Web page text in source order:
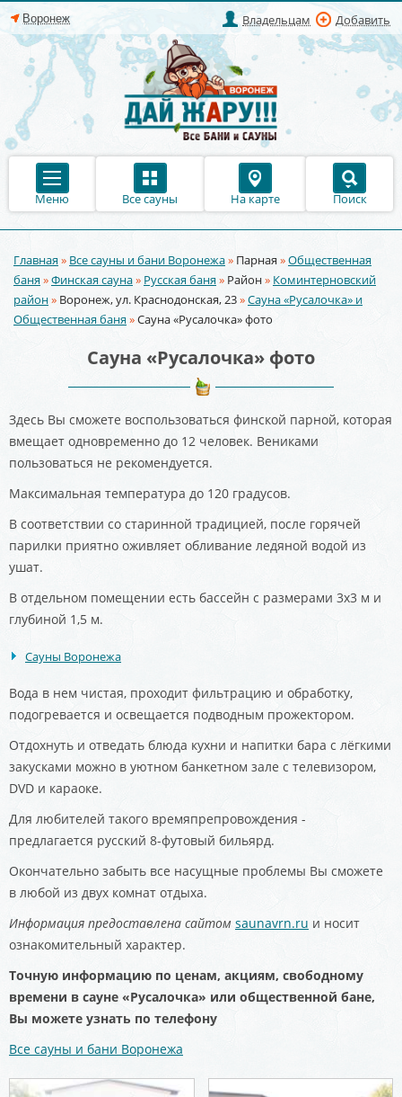
Владельцам Добавить
Меню Все сауны На карте Поиск
Вы здесь
Главная» Все сауны и бани Воронежа» Парная»Общественная
баня»Финская сауна» Русская баня» Район» Коминтерновский
район» Воронеж, ул. Краснодонская, 23»Сауна «Русалочка» и
Общественная баня»Сауна «Русалочка» фото
Сауна «Русалочка» фото
Здесь Вы сможете воспользоваться финской парной, которая
вмещает одновременно до 12 человек. Вениками
пользоваться не рекомендуется.
Максимальная температура до 120 градусов.
В соответствии со старинной традицией, после горячей
парилки приятно оживляет обливание ледяной водой из
ушат.
В отдельном помещении есть бассейн с размерами 3х3 м и
глубиной 1,5 м.
Сауны Воронежа
Вода в нем чистая, проходит фильтрацию и обработку,
подогревается и освещается подводным прожектором.
Отдохнуть и отведать блюда кухни и напитки бара с лёгкими
закусками можно в уютном банкетном зале с телевизором,
DVD и караоке.
Для любителей такого времяпрепровождения -
предлагается русский 8-футовый бильярд.
Окончательно забыть все насущные проблемы Вы сможете
в любой из двух комнат отдыха.
Информация предоставлена сайтом saunavrn.ru и носит
ознакомительный характер.
Точную информацию по ценам, акциям, свободному
времени в сауне «Русалочка» или общественной бане,
Вы можете узнать по телефону
Все сауны и бани Воронежа